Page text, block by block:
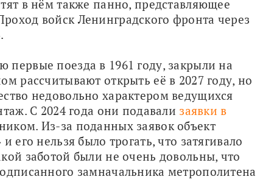
в нём также панно, представляющее
войск Ленинградского фронта через
поезда в 1961 году, закрыли на
недовольно характером ведущихся
С 2024 года они подавали заявки в
Из-за поданных заявок объект
его нельзя было трогать, что затягивало
заботой были не очень довольны, что
замначальника метрополитена